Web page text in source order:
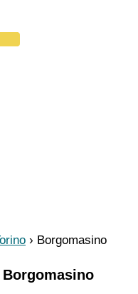
› Borgomasino